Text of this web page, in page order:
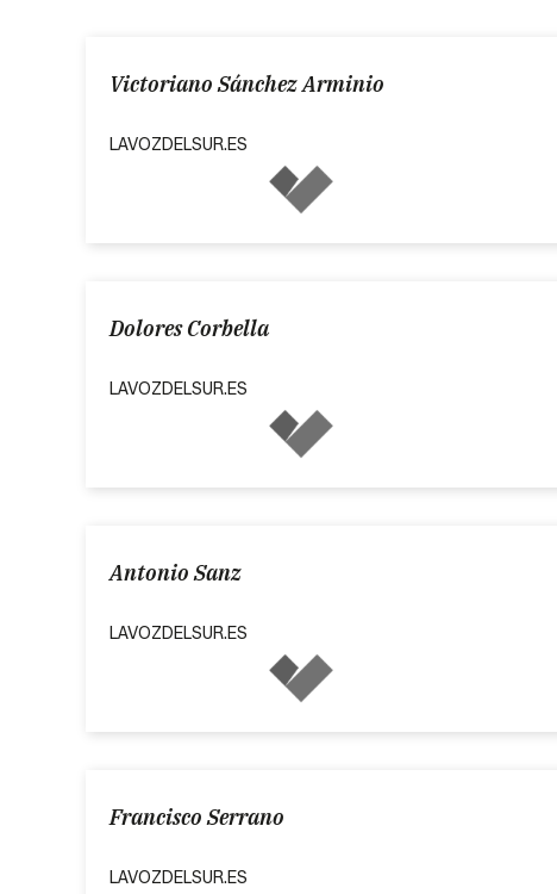
Victoriano Sánchez Arminio
LAVOZDELSUR.ES
Dolores Corbella
LAVOZDELSUR.ES
Antonio Sanz
LAVOZDELSUR.ES
Francisco Serrano
LAVOZDELSUR.ES